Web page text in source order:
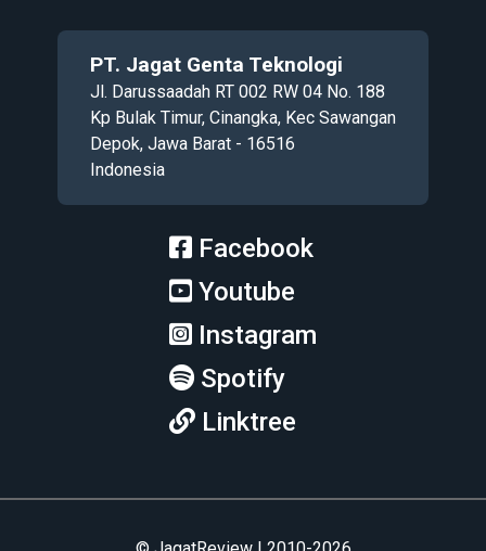
PT. Jagat Genta Teknologi
Jl. Darussaadah RT 002 RW 04 No. 188
Kp Bulak Timur, Cinangka, Kec Sawangan
Depok, Jawa Barat - 16516
Indonesia
Facebook
Youtube
Instagram
Spotify
Linktree